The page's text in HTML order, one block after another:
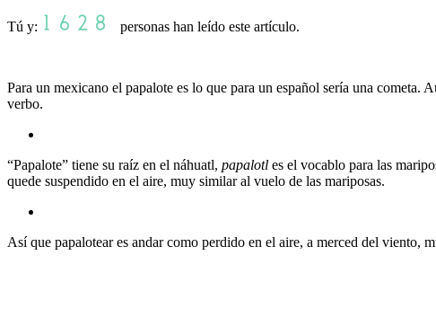
Tú y: personas han leído este artículo.
Para un mexicano el papalote es lo que para un español sería una cometa.
verbo.
“Papalote” tiene su raíz en el náhuatl, papalotl es el vocablo para las
quede suspendido en el aire, muy similar al vuelo de las mariposas.
Así que papalotear es andar como perdido en el aire, a merced del viento,